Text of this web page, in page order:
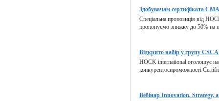
Здобувачам сертифіката
Спеціальна пропозиція від
пропонуємо знижку до 50% на
Відкрито набір у групу
HOCK international оголошує
конкурентоспроможності
Вебінар Innovation, Strategy,